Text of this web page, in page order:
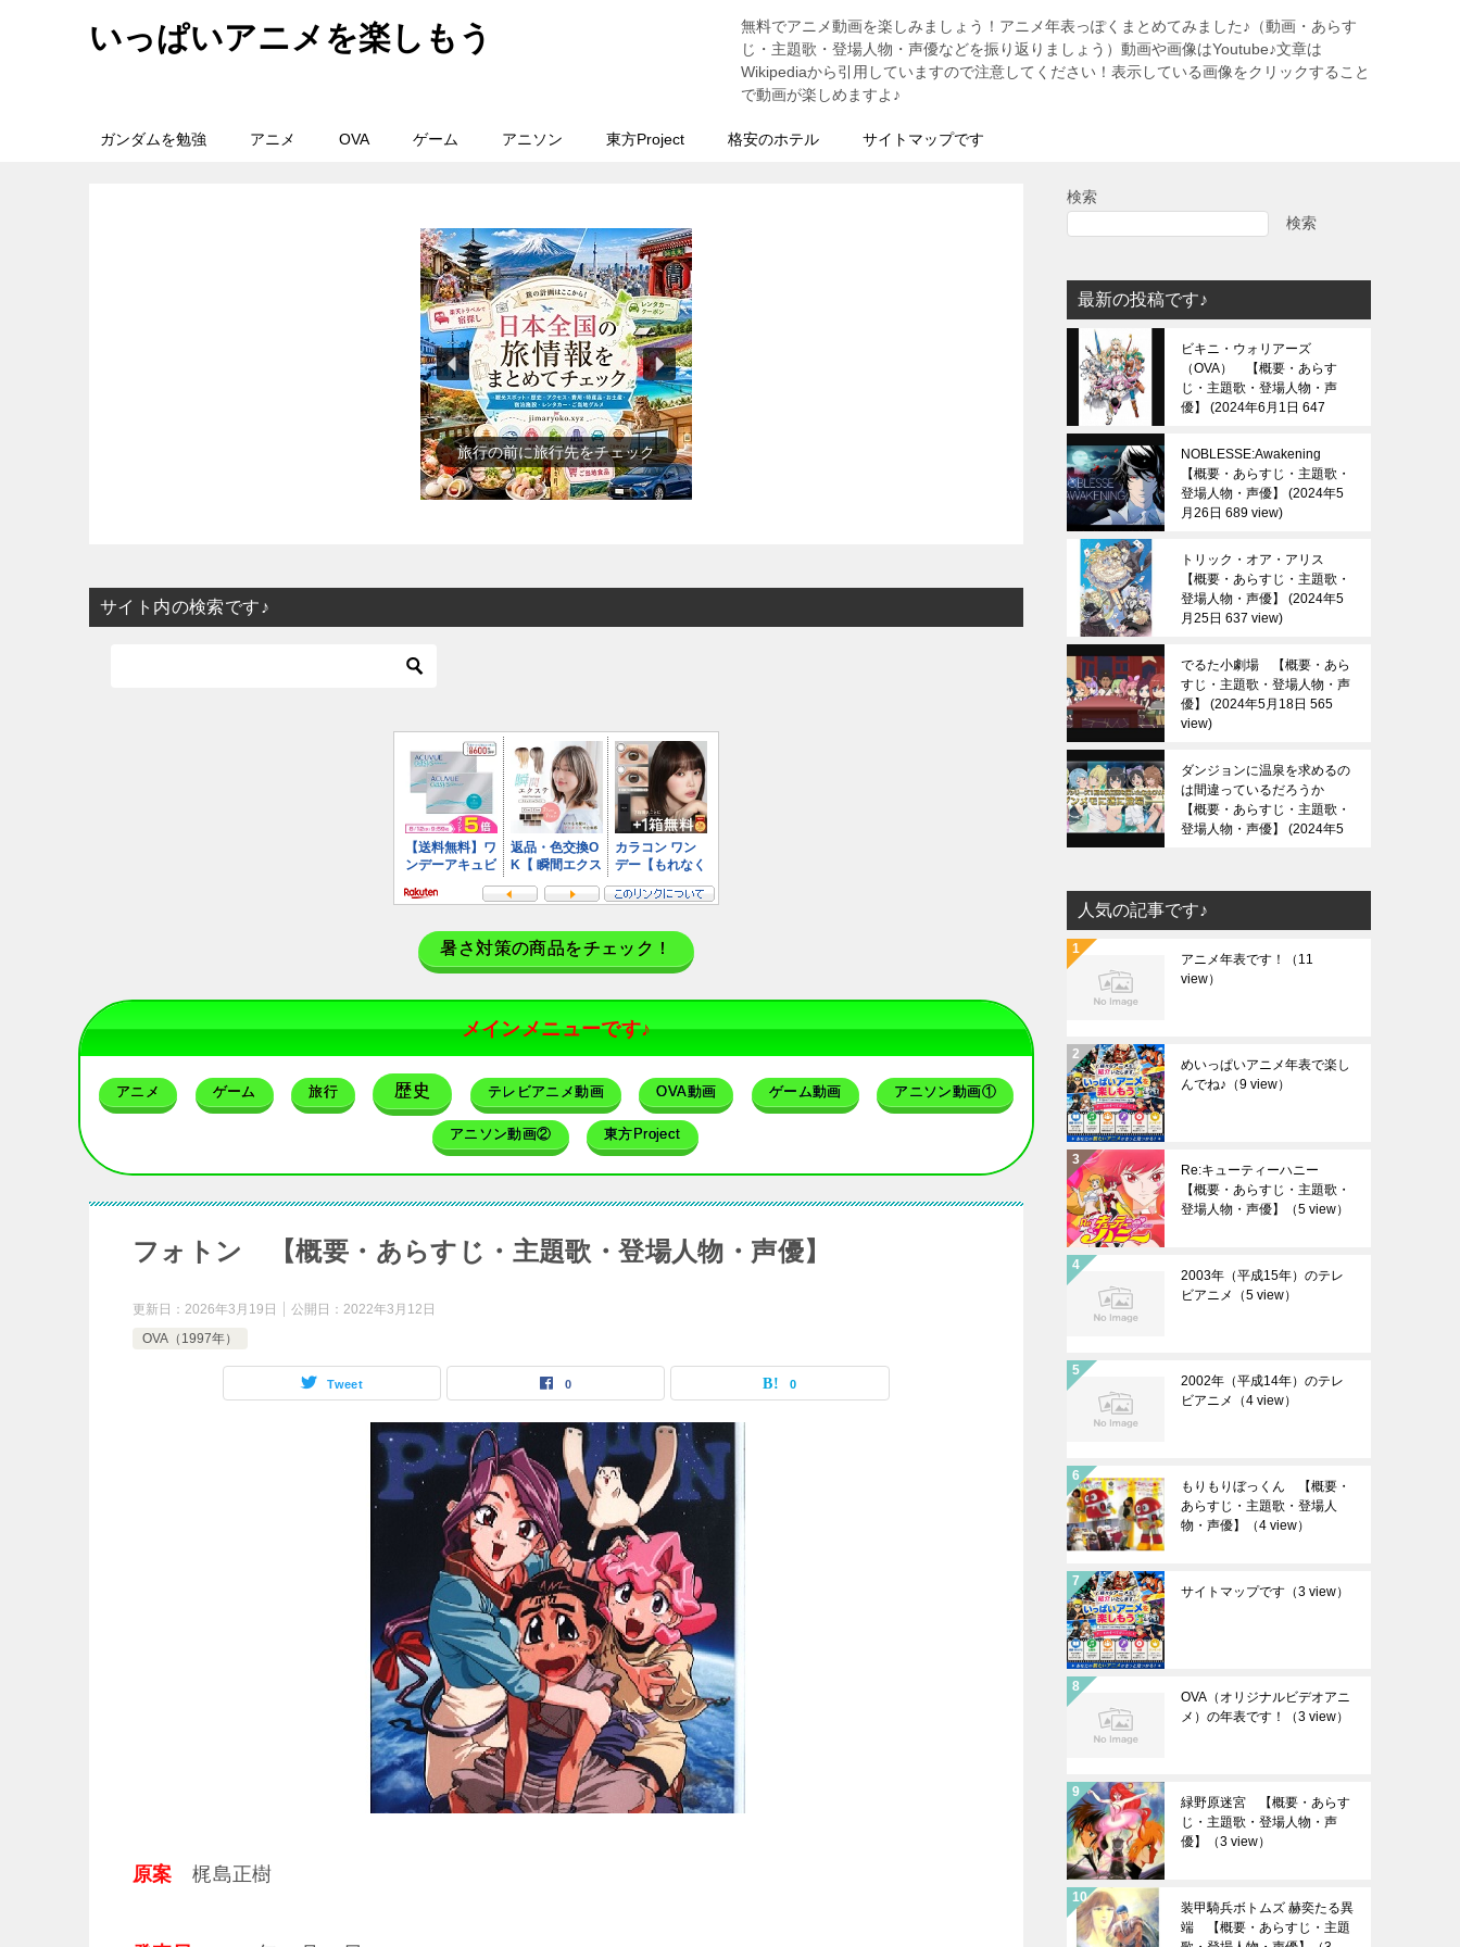
いっぱいアニメを楽しもう
無料でアニメ動画を楽しみましょう！アニメ年表っぽくまとめてみました♪（動画・あらす
じ・主題歌・登場人物・声優などを振り返りましょう）動画や画像はYoutube♪文章は
Wikipediaから引用していますので注意してください！表示している画像をクリックすること
で動画が楽しめますよ♪
ガンダムを勉強 アニメ OVA ゲーム アニソン 東方Project 格安のホテル サイトマップです
歴史上の人物を動画で勉強
サイト内の検索です♪
暑さ対策の商品をチェック！
メインメニューです♪
アニメ ゲーム 旅行 歴史 テレビアニメ動画 OVA動画 ゲーム動画 アニソン動画①
アニソン動画② 東方Project
フォトン 【概要・あらすじ・主題歌・登場人物・声優】
更新日： 2026年3月19日 公開日： 2022年3月12日
OVA（1997年）
Tweet 0 0
原案 梶島正樹
検索
検索
最新の投稿です♪
ビキニ・ウォリアーズ
（OVA） 【概要・あらす
じ・主題歌・登場人物・声
優】
2024年6月1日 647
NOBLESSE:Awakening
【概要・あらすじ・主題歌・
登場人物・声優】
2024年5
月26日 689 view
トリック・オア・アリス
【概要・あらすじ・主題歌・
登場人物・声優】
2024年5
月25日 637 view
でるた小劇場 【概要・あら
すじ・主題歌・登場人物・声
優】
2024年5月18日 565
view
ダンジョンに温泉を求めるの
は間違っているだろうか
【概要・あらすじ・主題歌・
登場人物・声優】
2024年5
人気の記事です♪
アニメ年表です！
（11
view）
めいっぱいアニメ年表で楽し
んでね♪ （9 view）
Re:キューティーハニー
【概要・あらすじ・主題歌・
登場人物・声優】
（5 view）
2003年（平成15年）のテレ
ビアニメ
（5 view）
2002年（平成14年）のテレ
ビアニメ
（4 view）
もりもりぼっくん 【概要・
あらすじ・主題歌・登場人
物・声優】
（4 view）
サイトマップです （3 view）
OVA（オリジナルビデオアニ
メ）の年表です！
（3 view）
緑野原迷宮 【概要・あらす
じ・主題歌・登場人物・声
優】
（3 view）
装甲騎兵ボトムズ 赫奕たる異
端 【概要・あらすじ・主題